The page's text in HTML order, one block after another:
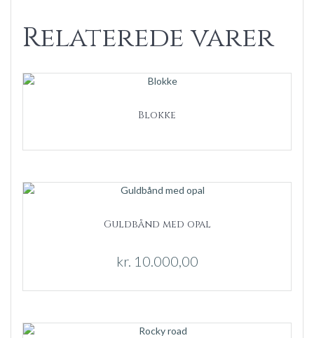
Relaterede varer
Blokke
Guldbånd med opal
kr. 10.000,00